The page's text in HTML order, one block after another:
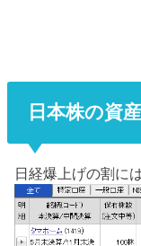
日本株の資
日経爆上げの割に